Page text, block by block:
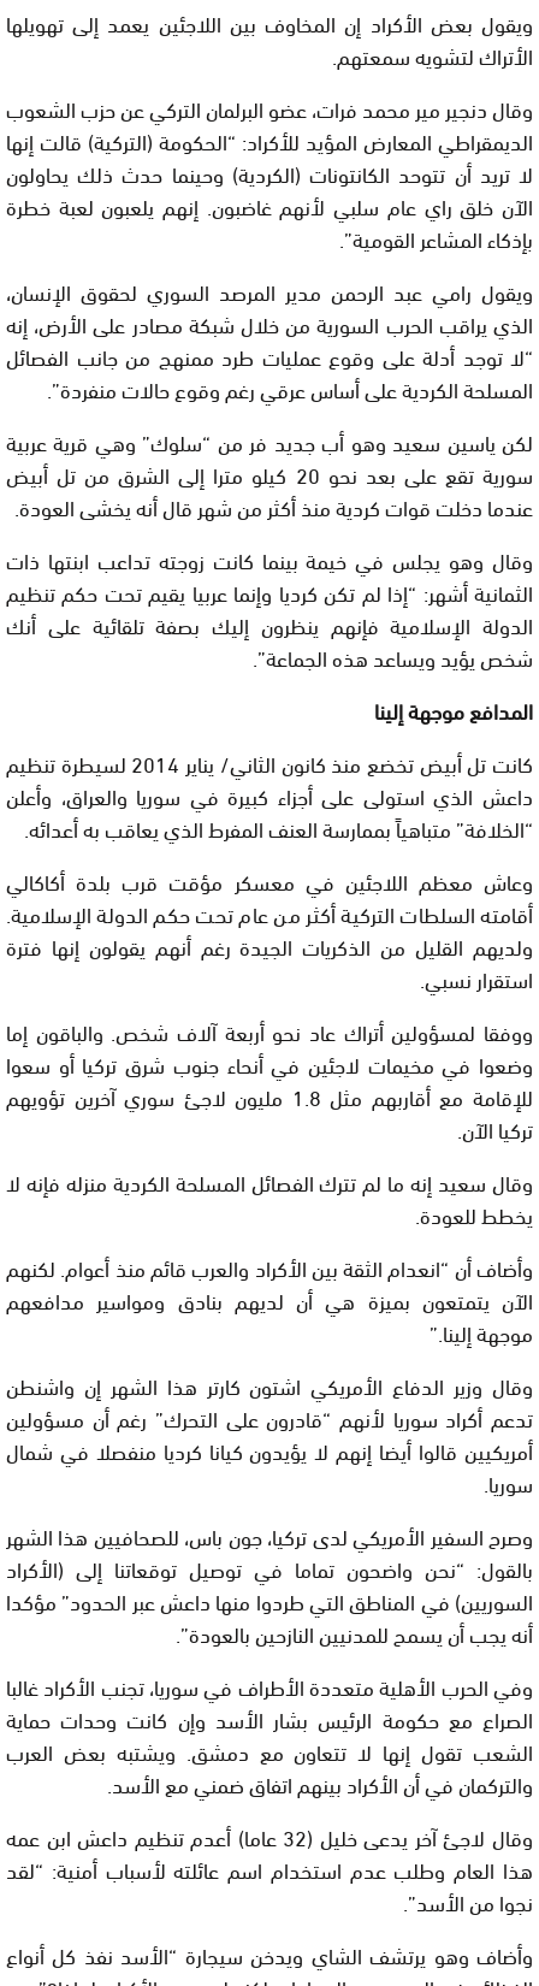
ويقول بعض الأكراد إن المخاوف بين اللاجئين يعمد إلى تهويلها
الأتراك لتشويه سمعتهم.
وقال دنجير مير محمد فرات، عضو البرلمان التركي عن حزب الشعوب
الديمقراطي المعارض المؤيد للأكراد: “الحكومة (التركية) قالت إنها
لا تريد أن تتوحد الكانتونات (الكردية) وحينما حدث ذلك يحاولون
الآن خلق راي عام سلبي لأنهم غاضبون. إنهم يلعبون لعبة خطرة
بإذكاء المشاعر القومية”.
ويقول رامي عبد الرحمن مدير المرصد السوري لحقوق الإنسان،
الذي يراقب الحرب السورية من خلال شبكة مصادر على الأرض، إنه
“لا توجد أدلة على وقوع عمليات طرد ممنهج من جانب الفصائل
المسلحة الكردية على أساس عرقي رغم وقوع حالات منفردة”.
لكن ياسين سعيد وهو أب جديد فر من “سلوك” وهي قرية عربية
سورية تقع على بعد نحو 20 كيلو مترا إلى الشرق من تل أبيض
عندما دخلت قوات كردية منذ أكثر من شهر قال أنه يخشى العودة.
وقال وهو يجلس في خيمة بينما كانت زوجته تداعب ابنتها ذات
الثمانية أشهر: “إذا لم تكن كرديا وإنما عربيا يقيم تحت حكم تنظيم
الدولة الإسلامية فإنهم ينظرون إليك بصفة تلقائية على أنك
شخص يؤيد ويساعد هذه الجماعة”.
المدافع موجهة إلينا
كانت تل أبيض تخضع منذ كانون الثاني/ يناير 2014 لسيطرة تنظيم
داعش الذي استولى على أجزاء كبيرة في سوريا والعراق، وأعلن
“الخلافة” متباهياً بممارسة العنف المفرط الذي يعاقب به أعدائه.
وعاش معظم اللاجئين في معسكر مؤقت قرب بلدة أكاكالي
أقامته السلطات التركية أكثر من عام تحت حكم الدولة الإسلامية.
ولديهم القليل من الذكريات الجيدة رغم أنهم يقولون إنها فترة
استقرار نسبي.
ووفقا لمسؤولين أتراك عاد نحو أربعة آلاف شخص. والباقون إما
وضعوا في مخيمات لاجئين في أنحاء جنوب شرق تركيا أو سعوا
للإقامة مع أقاربهم مثل 1.8 مليون لاجئ سوري آخرين تؤويهم
تركيا الآن.
وقال سعيد إنه ما لم تترك الفصائل المسلحة الكردية منزله فإنه لا
يخطط للعودة.
وأضاف أن “انعدام الثقة بين الأكراد والعرب قائم منذ أعوام. لكنهم
الآن يتمتعون بميزة هي أن لديهم بنادق ومواسير مدافعهم
موجهة إلينا.”
وقال وزير الدفاع الأمريكي اشتون كارتر هذا الشهر إن واشنطن
تدعم أكراد سوريا لأنهم “قادرون على التحرك” رغم أن مسؤولين
أمريكيين قالوا أيضا إنهم لا يؤيدون كيانا كرديا منفصلا في شمال
سوريا.
وصرح السفير الأمريكي لدى تركيا، جون باس، للصحافيين هذا الشهر
بالقول: “نحن واضحون تماما في توصيل توقعاتنا إلى (الأكراد
السوريين) في المناطق التي طردوا منها داعش عبر الحدود” مؤكدا
أنه يجب أن يسمح للمدنيين النازحين بالعودة”.
وفي الحرب الأهلية متعددة الأطراف في سوريا، تجنب الأكراد غالبا
الصراع مع حكومة الرئيس بشار الأسد وإن كانت وحدات حماية
الشعب تقول إنها لا تتعاون مع دمشق. ويشتبه بعض العرب
والتركمان في أن الأكراد بينهم اتفاق ضمني مع الأسد.
وقال لاجئ آخر يدعى خليل (32 عاما) أعدم تنظيم داعش ابن عمه
هذا العام وطلب عدم استخدام اسم عائلته لأسباب أمنية: “لقد
نجوا من الأسد”.
وأضاف وهو يرتشف الشاي ويدخن سيجارة “الأسد نفذ كل أنواع